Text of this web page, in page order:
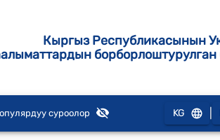
Кыргыз Республикасынын
суроолор KG